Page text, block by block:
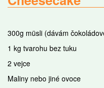
300g müsli (dávám
1 kg tvarohu bez tuku
2 vejce
Maliny nebo jiné ovoce